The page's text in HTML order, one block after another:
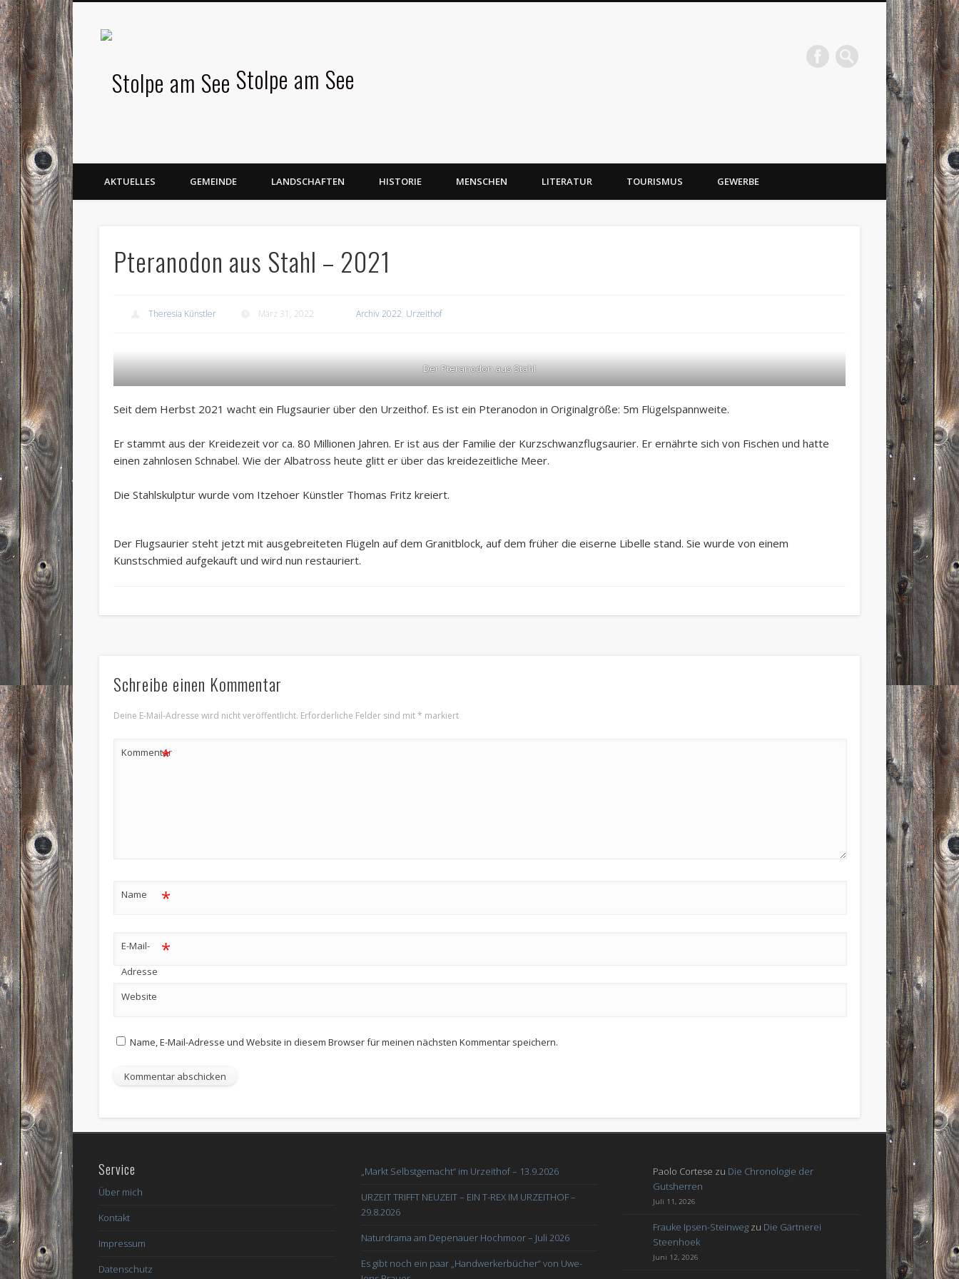
Stolpe am See
AKTUELLES GEMEINDE LANDSCHAFTEN HISTORIE MENSCHEN LITERATUR TOURISMUS GEWERBE
Pteranodon aus Stahl – 2021
Theresia Künstler März 31, 2022 Archiv 2022, Urzeithof
Der Pteranodon aus Stahl
Seit dem Herbst 2021 wacht ein Flugsaurier über den Urzeithof. Es ist ein Pteranodon in Originalgröße: 5m Flügelspannweite.
Er stammt aus der Kreidezeit vor ca. 80 Millionen Jahren. Er ist aus der Familie der Kurzschwanzflugsaurier. Er ernährte sich von Fischen und hatte
einen zahnlosen Schnabel. Wie der Albatross heute glitt er über das kreidezeitliche Meer.
Die Stahlskulptur wurde vom Itzehoer Künstler Thomas Fritz kreiert.
Der Flugsaurier steht jetzt mit ausgebreiteten Flügeln auf dem Granitblock, auf dem früher die eiserne Libelle stand. Sie wurde von einem
Kunstschmied aufgekauft und wird nun restauriert.
Schreibe einen Kommentar
Deine E-Mail-Adresse wird nicht veröffentlicht. Erforderliche Felder sind mit* markiert
Kommentar
*
Name *
E-Mail-
Adresse
*
Website
Name, E-Mail-Adresse und Website in diesem Browser für meinen nächsten Kommentar speichern.
Service
Über mich
Kontakt
Impressum
Datenschutz
„Markt Selbstgemacht“ im Urzeithof – 13.9.2026
URZEIT TRIFFT NEUZEIT – EIN T-REX IM URZEITHOF –
29.8.2026
Naturdrama am Depenauer Hochmoor – Juli 2026
Es gibt noch ein paar „Handwerkerbücher“ von Uwe-
Paolo Cortese zu Die Chronologie der
Gutsherren
Juli 11, 2026
Frauke Ipsen-Steinweg zu Die Gärtnerei
Steenhoek
Juni 12, 2026